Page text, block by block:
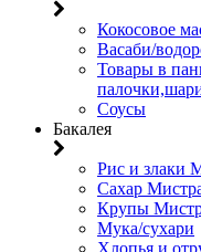
Кокосовое
Васаби/
Товары в
Соусы
Бакалея
Рис и злаки
Сахар
Крупы
Мука/сухари
Хлопья и